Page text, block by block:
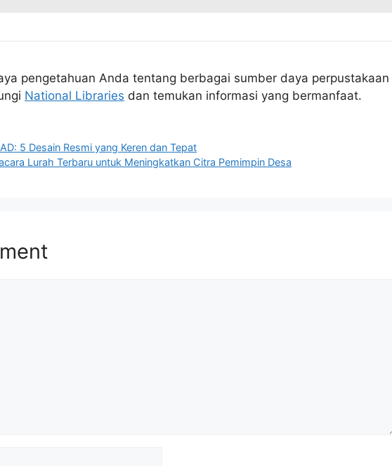
pengetahuan Anda tentang berbagai sumber daya perpustakaan
National Libraries dan temukan informasi yang bermanfaat.
5 Desain Resmi yang Keren dan Tepat
Lurah Terbaru untuk Meningkatkan Citra Pemimpin Desa